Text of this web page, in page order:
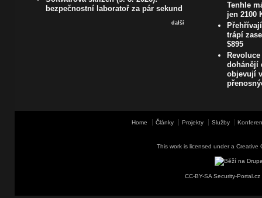
bezpečnostní laboratoř za pár sekund
další
Tenhle
jen 2100
trápí
$895
dohánějí
objevují
Home Články Projekty Služby
This work is licensed under a Creative
CC-BY-SA Security-